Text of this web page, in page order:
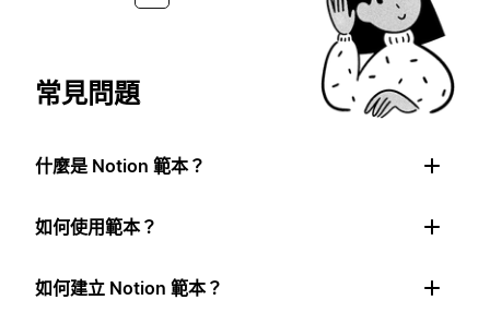
常見問題
什麼是 Notion 範本？
如何使用範本？
如何建立 Notion 範本？